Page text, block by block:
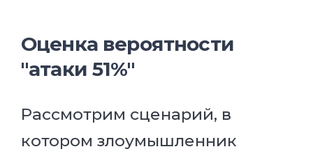
Оценка вероятности
"атаки 51%"
Рассмотрим сценарий, в
котором злоумышленник